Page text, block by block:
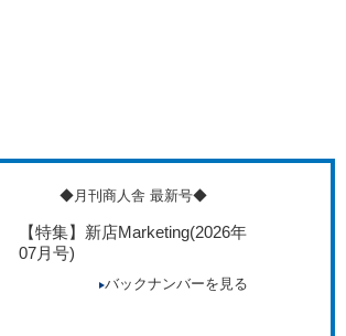
◆月刊商人舎 最新号◆
【特集】新店Marketing(2026年
07月号)
バックナンバーを見る